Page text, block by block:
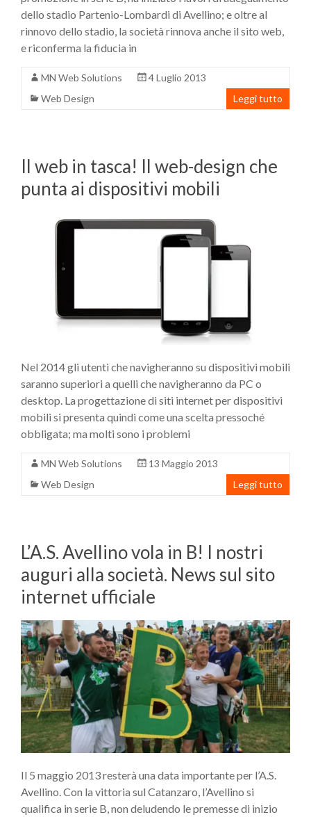
dello stadio Partenio-Lombardi di Avellino; e oltre al
rinnovo dello stadio, la società rinnova anche il sito web,
e riconferma la fiducia in
MN Web Solutions
4 Luglio 2013
Web Design
Leggi tutto
Il web in tasca! Il web-design che
punta ai dispositivi mobili
Nel 2014 gli utenti che navigheranno su dispositivi mobili
saranno superiori a quelli che navigheranno da PC o
desktop. La progettazione di siti internet per dispositivi
mobili si presenta quindi come una scelta pressoché
obbligata; ma molti sono i problemi
MN Web Solutions
13 Maggio 2013
Web Design
Leggi tutto
L’A.S. Avellino vola in B! I nostri
auguri alla società. News sul sito
internet ufficiale
Il 5 maggio 2013 resterà una data importante per l’A.S.
Avellino. Con la vittoria sul Catanzaro, l’Avellino si
qualifica in serie B, non deludendo le premesse di inizio